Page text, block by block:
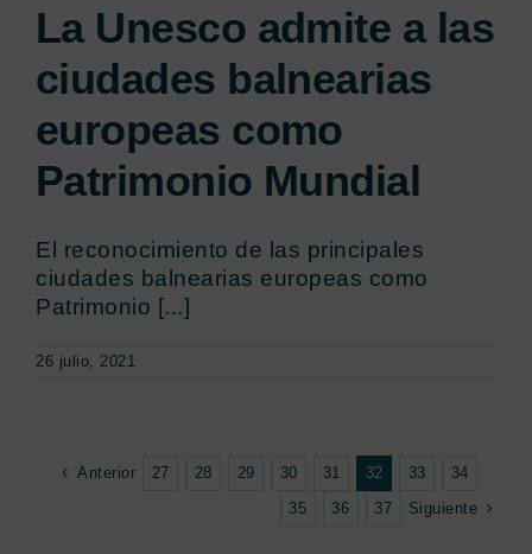
La Unesco admite a las
ciudades balnearias
europeas como
Patrimonio Mundial
El reconocimiento de las principales
ciudades balnearias europeas como
Patrimonio [...]
26 julio, 2021
Anterior 27 28 29 30 31 32 33
34
35
36 37 Siguiente